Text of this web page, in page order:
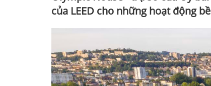
của LEED cho những hoạt động